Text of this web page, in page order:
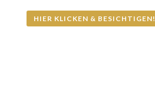
HIER KLICKEN & BESICHTIGEN!